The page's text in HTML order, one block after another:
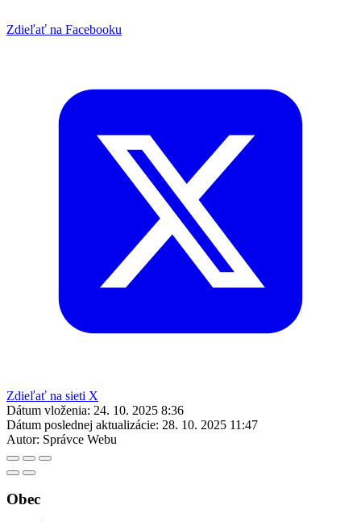
Zdieľať na Facebooku
Zdieľať na sieti X
Dátum vloženia: 24. 10. 2025 8:36
Dátum poslednej aktualizácie: 28. 10. 2025 11:47
Autor: Správce Webu
Obec